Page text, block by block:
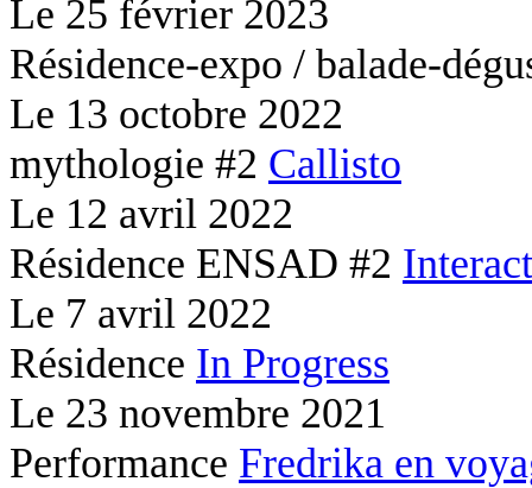
Le 25 février 2023
Résidence-expo / balade-
Le 13 octobre 2022
mythologie #2 Callisto
Le 12 avril 2022
Résidence ENSAD #2
Le 7 avril 2022
Résidence In Progress
Le 23 novembre 2021
Performance Fredrika en